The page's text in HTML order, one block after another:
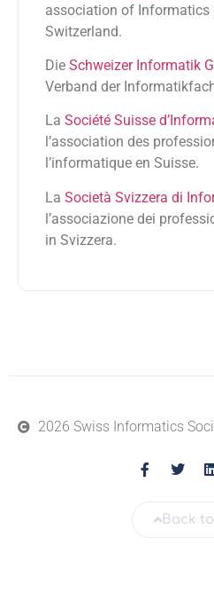
association of Informatics
Switzerland.
Die Schweizer Informatik
Verband der
La Société Suisse
l’association des
l’informatique en Suisse.
La Società Svizzera di
l’associazione dei
in Svizzera.
2026 Swiss Informatics
Back